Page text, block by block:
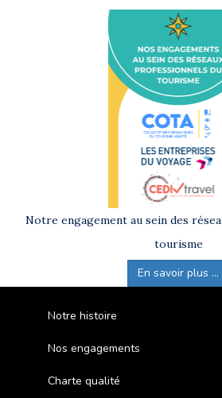
Notre engagement au sein des
tourisme
En savoir plus ...
Notre histoire
Nos engagements
Charte qualité